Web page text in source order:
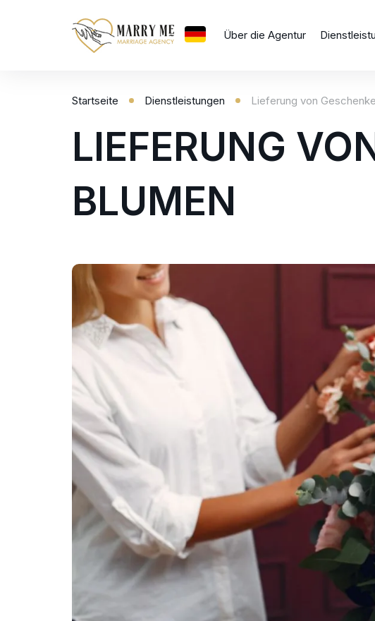
UA
Über die Agentur
Startseite Dienstleistungen Lieferung von
LIEFERUNG
BLUMEN